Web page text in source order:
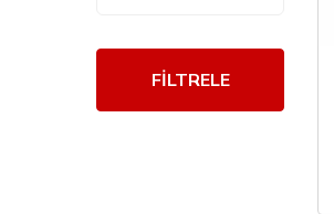
OpusX Society
FİLTRELE